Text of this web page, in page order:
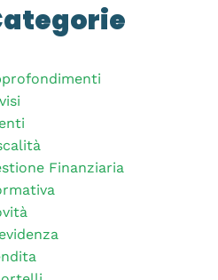
Finanziaria